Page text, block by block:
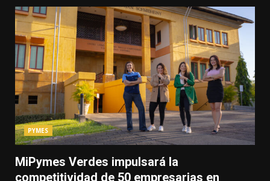
PYMES
MiPymes Verdes impulsará la
competitividad de 50 empresarias en